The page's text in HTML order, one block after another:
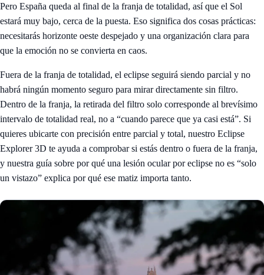
Pero España queda al final de la franja de totalidad, así que el Sol
estará muy bajo, cerca de la puesta. Eso significa dos cosas prácticas:
necesitarás horizonte oeste despejado y una organización clara para
que la emoción no se convierta en caos.
Fuera de la franja de totalidad, el eclipse seguirá siendo parcial y no
habrá ningún momento seguro para mirar directamente sin filtro.
Dentro de la franja, la retirada del filtro solo corresponde al brevísimo
intervalo de totalidad real, no a “cuando parece que ya casi está”. Si
quieres ubicarte con precisión entre parcial y total, nuestro Eclipse
Explorer 3D te ayuda a comprobar si estás dentro o fuera de la franja,
y nuestra guía sobre por qué una lesión ocular por eclipse no es “solo
un vistazo” explica por qué ese matiz importa tanto.